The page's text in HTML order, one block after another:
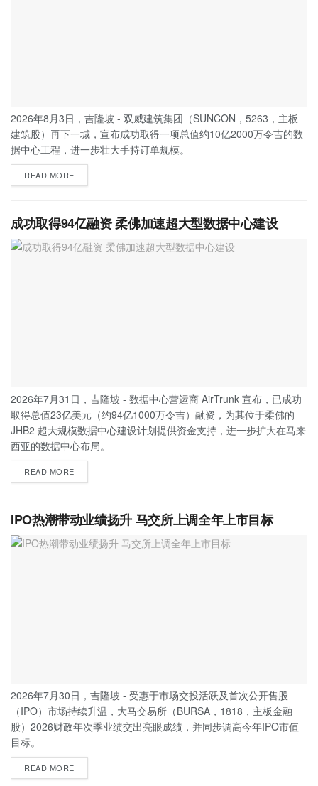
2026年8月3日，吉隆坡 - 双威建筑集团（SUNCON，5263，主板
建筑股）再下一城，宣布成功取得一项总值约10亿2000万令吉的数
据中心工程，进一步壮大手持订单规模。
READ MORE
成功取得94亿融资 柔佛加速超大型数据中心建设
2026年7月31日，吉隆坡 - 数据中心营运商 AirTrunk 宣布，已成功
取得总值23亿美元（约94亿1000万令吉）融资，为其位于柔佛的
JHB2 超大规模数据中心建设计划提供资金支持，进一步扩大在马来
西亚的数据中心布局。
READ MORE
IPO热潮带动业绩扬升 马交所上调全年上市目标
2026年7月30日，吉隆坡 - 受惠于市场交投活跃及首次公开售股
（IPO）市场持续升温，大马交易所（BURSA，1818，主板金融
股）2026财政年次季业绩交出亮眼成绩，并同步调高今年IPO市值
目标。
READ MORE